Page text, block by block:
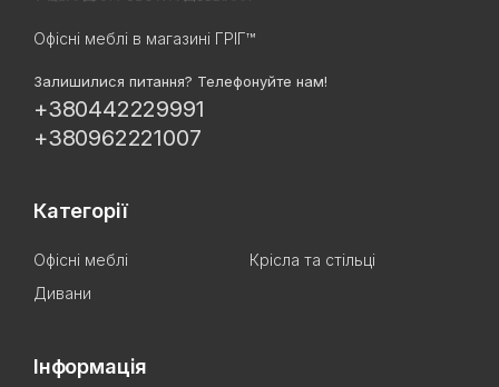
Офісні меблі в магазині ГРІГ™
Залишилися питання? Телефонуйте нам!
+380442229991
+380962221007
Категорії
Офісні меблі
Крісла та стільці
Дивани
Інформація